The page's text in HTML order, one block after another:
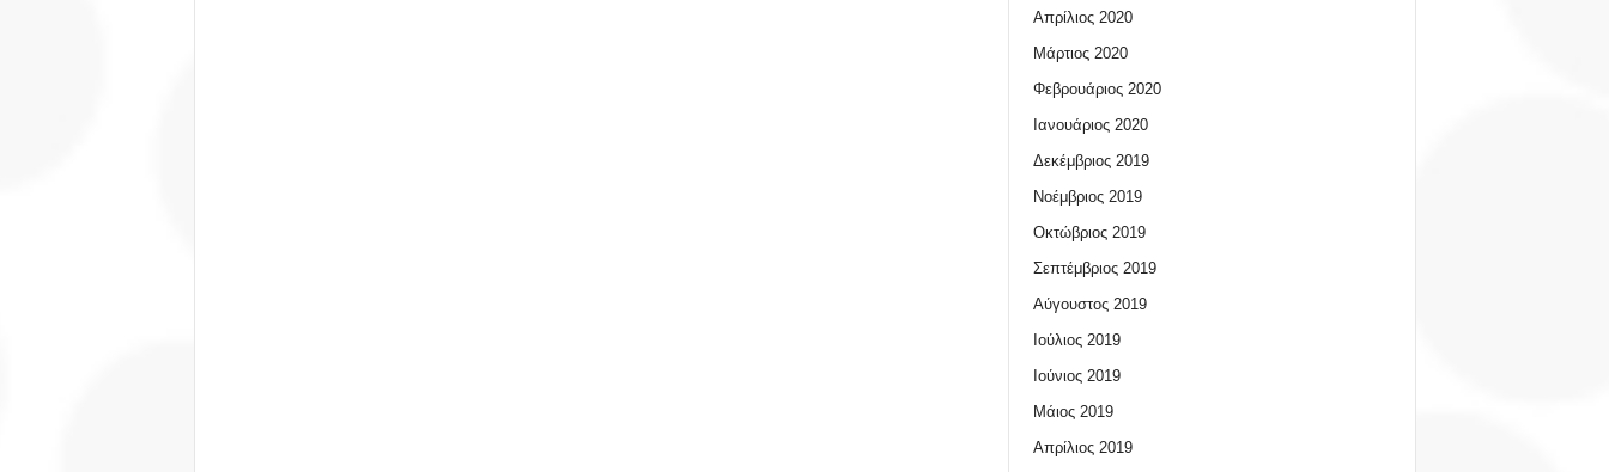
Απρίλιος 2020
Μάρτιος 2020
Φεβρουάριος 2020
Ιανουάριος 2020
Δεκέμβριος 2019
Νοέμβριος 2019
Οκτώβριος 2019
Σεπτέμβριος 2019
Αύγουστος 2019
Ιούλιος 2019
Ιούνιος 2019
Μάιος 2019
Απρίλιος 2019